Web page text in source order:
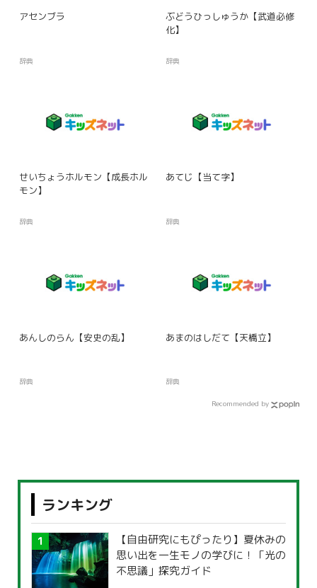
アセンブラ
辞典
ぶどうひっしゅうか【武道必修
化】
辞典
せいちょうホルモン【成長ホル
モン】
辞典
あてじ【当て字】
辞典
あんしのらん【安史の乱】
辞典
あまのはしだて【天橋立】
辞典
Recommended by
ランキング
【自由研究にもぴったり】夏休みの
思い出を一生モノの学びに！「光の
不思議」探究ガイド